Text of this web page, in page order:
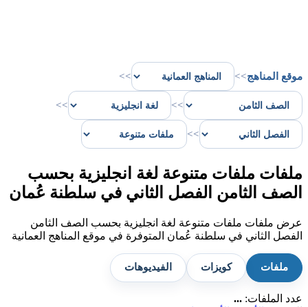
موقع المناهج>>
>>
>>
>>
>>
ملفات ملفات متنوعة لغة انجليزية بحسب
الصف الثامن الفصل الثاني في سلطنة عُمان
عرض ملفات ملفات متنوعة لغة انجليزية بحسب الصف الثامن
الفصل الثاني في سلطنة عُمان المتوفرة في موقع المناهج العمانية
ملفات كويزات الفيديوهات
عدد الملفات: ...